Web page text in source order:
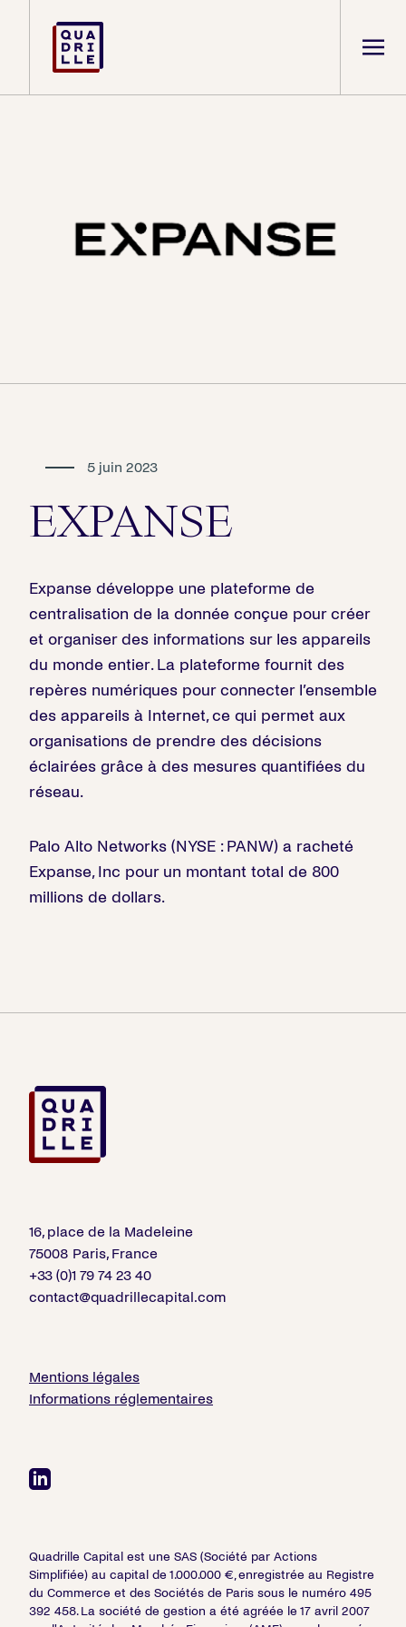
5 juin 2023
EXPANSE
Expanse développe une plateforme de
centralisation de la donnée conçue pour créer
et organiser des informations sur les appareils
du monde entier. La plateforme fournit des
repères numériques pour connecter l’ensemble
des appareils à Internet, ce qui permet aux
organisations de prendre des décisions
éclairées grâce à des mesures quantifiées du
réseau.
Palo Alto Networks (NYSE : PANW) a racheté
Expanse, Inc pour un montant total de 800
millions de dollars.
16, place de la Madeleine
75008 Paris, France
+33 (0)1 79 74 23 40
contact@quadrillecapital.com
Mentions légales
Informations réglementaires
Quadrille Capital est une SAS (Société par Actions
Simplifiée) au capital de 1.000.000 €, enregistrée au Registre
du Commerce et des Sociétés de Paris sous le numéro 495
392 458. La société de gestion a été agréée le 17 avril 2007